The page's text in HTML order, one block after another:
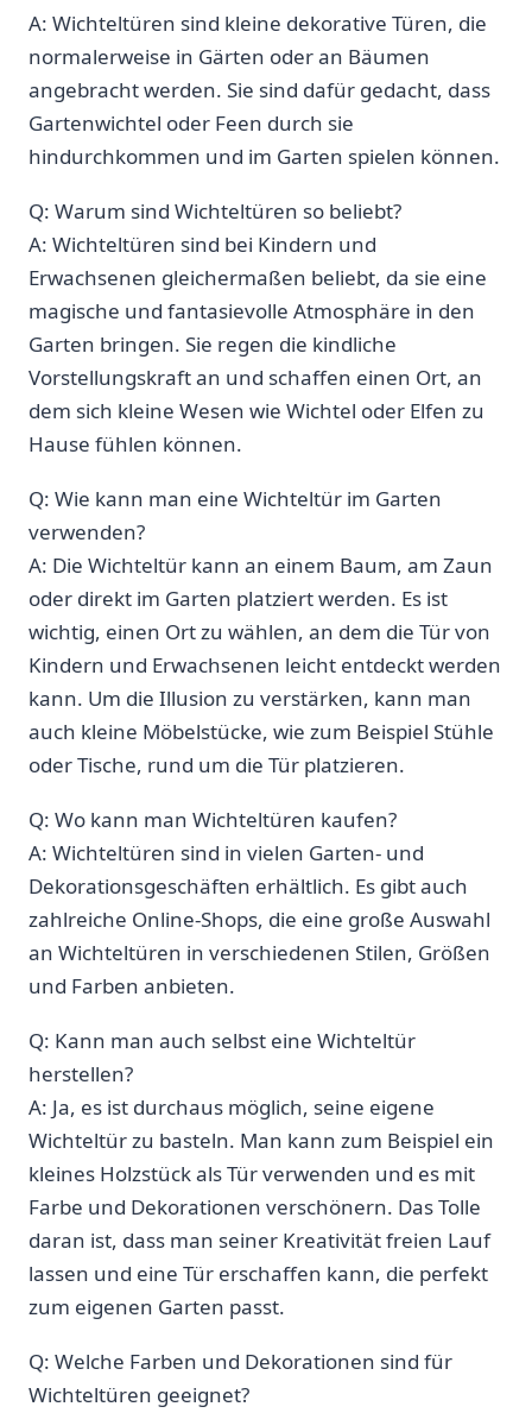
A: Wichteltüren sind kleine dekorative Türen, die
normalerweise in Gärten oder an Bäumen ​
angebracht werden. Sie sind dafür‍ gedacht, dass
Gartenwichtel⁤ oder Feen durch sie
hindurchkommen und im Garten​ spielen können.
Q: Warum ⁣sind ⁤Wichteltüren so beliebt?
A: Wichteltüren ⁣sind bei Kindern und
Erwachsenen gleichermaßen beliebt, da ‍sie eine ​
magische und fantasievolle Atmosphäre in den
Garten bringen. ⁣Sie regen​ die kindliche
Vorstellungskraft an⁣ und schaffen einen Ort, an
dem sich​ kleine Wesen wie Wichtel oder ⁢Elfen ⁢zu
Hause ​fühlen können.
Q: ⁢Wie ⁣kann man eine ‌Wichteltür im‌ Garten
verwenden?
A: Die Wichteltür kann ⁢an‍ einem Baum, am ​Zaun
oder direkt im Garten platziert werden. Es ist
wichtig, ⁣einen Ort zu wählen, an dem die ⁢Tür von
Kindern ‍und Erwachsenen‍ leicht entdeckt werden​
kann. Um die Illusion zu verstärken, kann man​
auch kleine Möbelstücke, wie zum Beispiel Stühle
oder Tische, rund um die Tür platzieren.
Q: Wo kann man Wichteltüren kaufen?
A: Wichteltüren sind‍ in vielen Garten- und
Dekorationsgeschäften​ erhältlich. Es gibt auch
zahlreiche Online-Shops, ⁤die eine große Auswahl
an Wichteltüren in⁤ verschiedenen ⁣Stilen, Größen
und Farben anbieten.
Q: Kann man ‍auch selbst eine Wichteltür
herstellen?
A: ‌Ja, es ist durchaus möglich, seine ‌eigene
Wichteltür zu basteln. Man kann zum Beispiel ein
kleines ⁤Holzstück als Tür verwenden und es mit
Farbe und Dekorationen verschönern. ‌Das Tolle
daran⁤ ist, dass man seiner⁣ Kreativität freien Lauf
lassen und eine Tür erschaffen kann,⁢ die perfekt
zum eigenen Garten passt.
Q: Welche Farben und⁤ Dekorationen sind für
Wichteltüren geeignet?